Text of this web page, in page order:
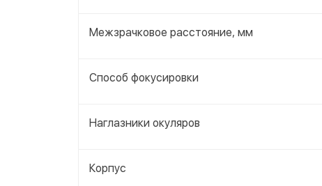
Межзрачковое расстояние, мм
Способ фокусировки
Наглазники окуляров
Корпус